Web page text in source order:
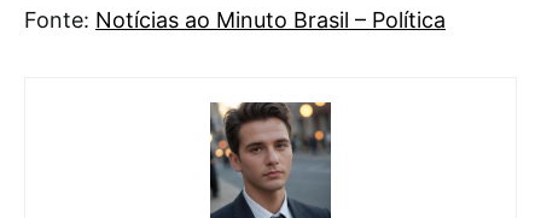
Fonte: Notícias ao Minuto Brasil – Política